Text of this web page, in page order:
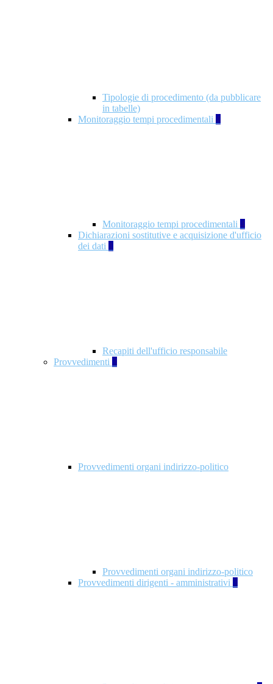
Tipologie di procedimento (da pubblicare
in tabelle)
Monitoraggio tempi procedimentali 4
Monitoraggio tempi procedimentali 4
Dichiarazioni sostitutive e acquisizione d'ufficio
dei dati 1
Recapiti dell'ufficio responsabile
Provvedimenti 3
Provvedimenti organi indirizzo-politico
Provvedimenti organi indirizzo-politico
Provvedimenti dirigenti - amministrativi 3